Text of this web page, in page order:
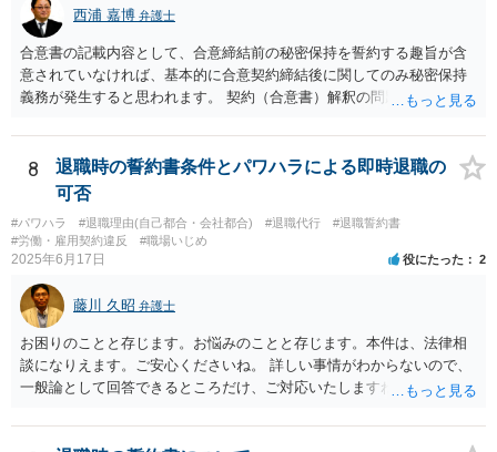
西浦 嘉博 弁護士
合意書の記載内容として、合意締結前の秘密保持を誓約する趣旨が含
意されていなければ、基本的に合意契約締結後に関してのみ秘密保持
義務が発生すると思われます。 契約（合意書）解釈の問題ですので、
場合、最寄りの法律事務所で相談されることを検討ください。
8
退職時の誓約書条件とパワハラによる即時退職の
可否
#パワハラ #退職理由(自己都合・会社都合) #退職代行
#退職誓約書
#労働・雇用契約違反
#職場いじめ
2025年6月17日 役にたった 2
藤川 久昭 弁護士
お困りのことと存じます。お悩みのことと存じます。本件は、法律相
談になりえます。ご安心くださいね。 詳しい事情がわからないので、
一般論として回答できるところだけ、ご対応いたしますね。 １ 期間
です（もめますので避けたいところですが）。 ２ 期間雇用の場合は